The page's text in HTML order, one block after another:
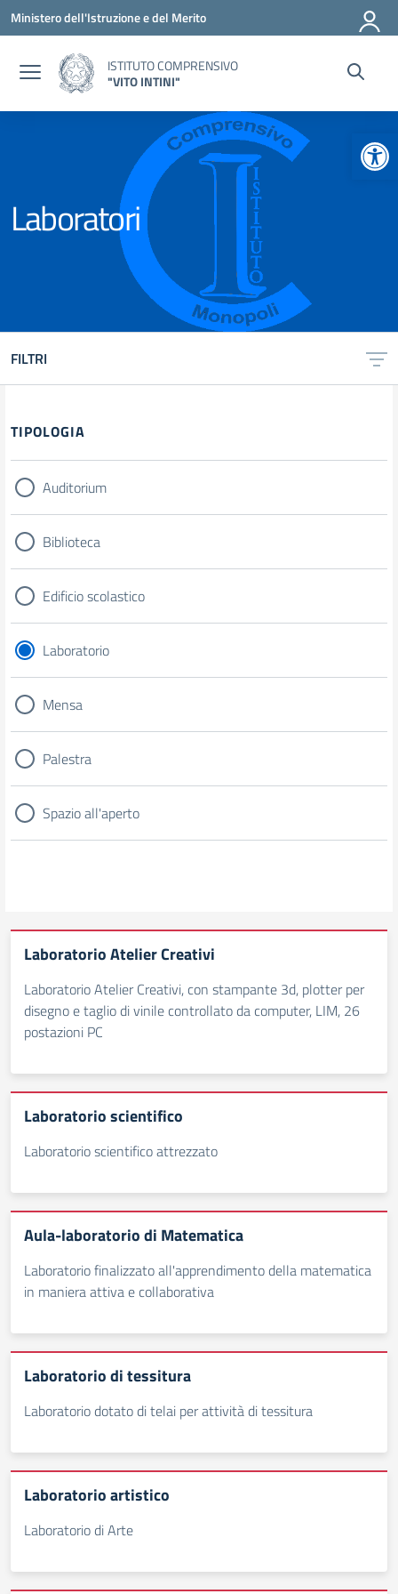
Vai ai contenuti
Vai al menu di navigazione
Vai al footer
Ministero dell'Istruzione e del Merito
ISTITUTO COMPRENSIVO
"VITO INTINI"
Laboratori
FILTRI
Filtri
TIPOLOGIA
Auditorium
Biblioteca
Edificio scolastico
Laboratorio
Mensa
Palestra
Spazio all'aperto
Laboratorio Atelier Creativi
Laboratorio Atelier Creativi, con stampante 3d, plotter per
disegno e taglio di vinile controllato da computer, LIM, 26
postazioni PC
Laboratorio scientifico
Laboratorio scientifico attrezzato
Aula-laboratorio di Matematica
Laboratorio finalizzato all'apprendimento della matematica
in maniera attiva e collaborativa
Laboratorio di tessitura
Laboratorio dotato di telai per attività di tessitura
Laboratorio artistico
Laboratorio di Arte